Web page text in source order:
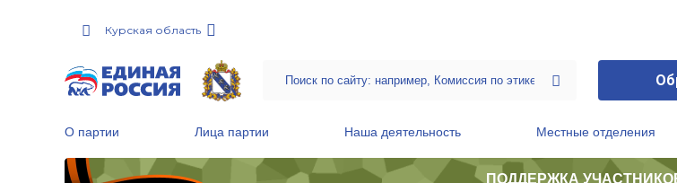
Курская область
О партии Лица партии Наша деятельность Местные отделения
ПОДДЕРЖКА